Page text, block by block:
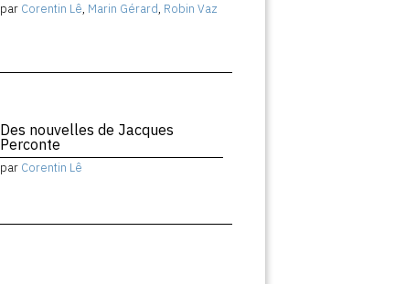
par Corentin Lê, Marin Gérard, Robin Vaz
Des nouvelles de Jacques
Perconte
par Corentin Lê